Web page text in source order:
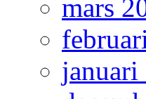
mars
januari